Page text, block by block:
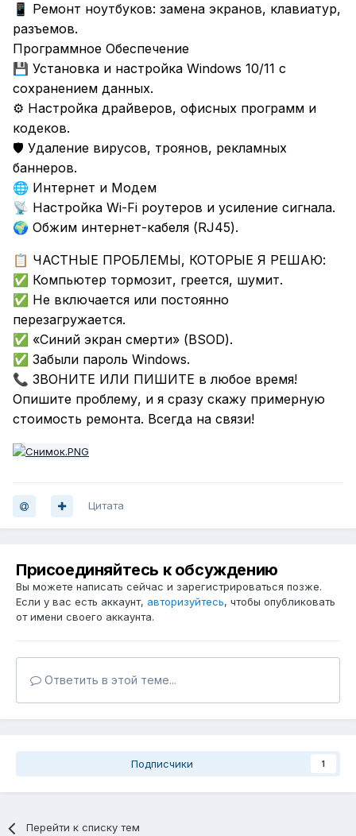
📱
Ремонт ноутбуков: замена экранов, клавиатур,
разъемов.
Программное Обеспечение
💾 Установка и настройка Windows 10/11 с
сохранением данных.
⚙ Настройка драйверов, офисных программ и
кодеков.
🛡 Удаление вирусов, троянов, рекламных
баннеров.
🌐 Интернет и Модем
📡 Настройка Wi-Fi роутеров и усиление сигнала.
🌍 Обжим интернет-кабеля (RJ45).
📋 ЧАСТНЫЕ ПРОБЛЕМЫ, КОТОРЫЕ Я РЕШАЮ:
✅ Компьютер тормозит, греется, шумит.
✅ Не включается или постоянно
перезагружается.
✅ «Синий экран смерти» (BSOD).
✅ Забыли пароль Windows.
📞 ЗВОНИТЕ ИЛИ ПИШИТЕ в любое время!
Опишите проблему, и я сразу скажу примерную
стоимость ремонта. Всегда на связи!
Цитата
Присоединяйтесь к обсуждению
Вы можете написать сейчас и зарегистрироваться позже.
Если у вас есть аккаунт, авторизуйтесь, чтобы опубликовать
от имени своего аккаунта.
Ответить в этой теме...
Подписчики 1
Перейти к списку тем